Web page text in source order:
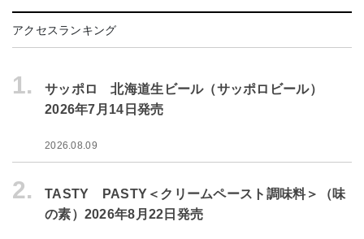
アクセスランキング
1.
サッポロ 北海道生ビール（サッポロビール）
2026年7月14日発売
2026.08.09
2.
TASTY PASTY＜クリームペースト調味料＞（味
の素）2026年8月22日発売